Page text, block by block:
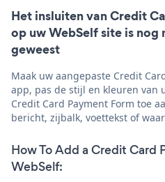
Het insluiten van Credit
op uw WebSelf site is
geweest
Maak uw aangepaste Credit
app, pas de stijl en kleuren van
Credit Card Payment Form toe
bericht, zijbalk, voettekst of
How To Add a Credit Card
WebSelf: